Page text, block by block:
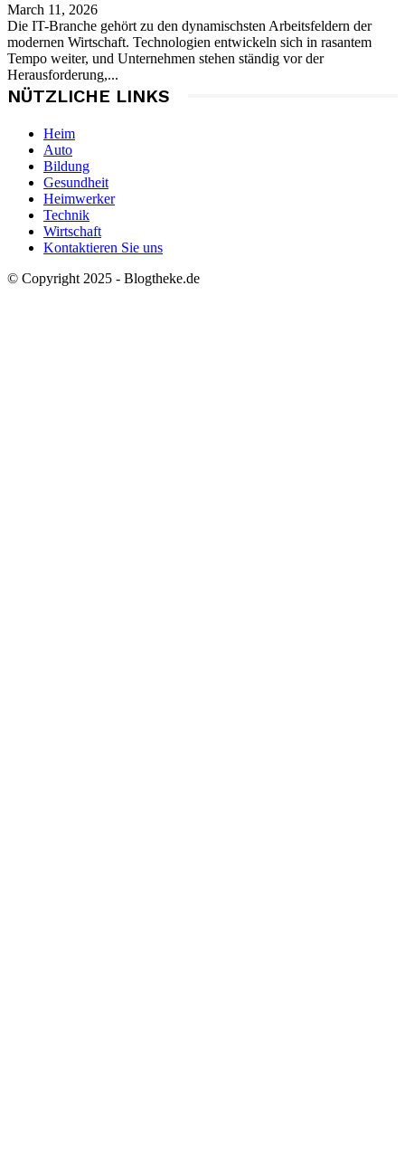
March 11, 2026
Die IT-Branche gehört zu den dynamischsten Arbeitsfeldern der
modernen Wirtschaft. Technologien entwickeln sich in rasantem
Tempo weiter, und Unternehmen stehen ständig vor der
Herausforderung,...
NÜTZLICHE LINKS
Heim
Auto
Bildung
Gesundheit
Heimwerker
Technik
Wirtschaft
Kontaktieren Sie uns
© Copyright 2025 - Blogtheke.de